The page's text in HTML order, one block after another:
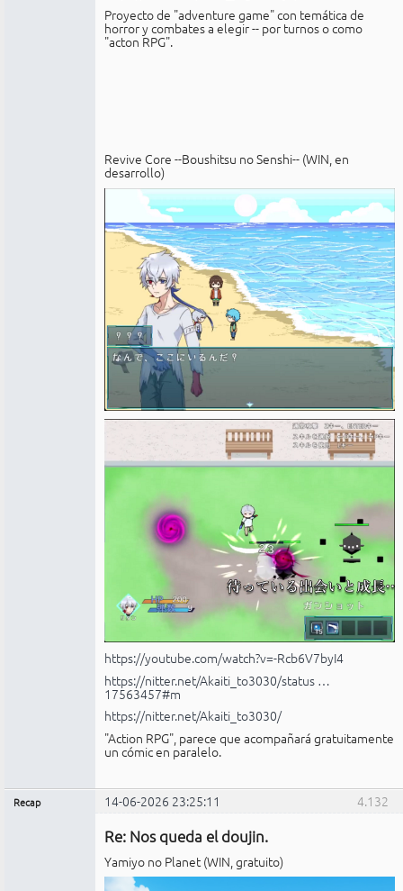
Proyecto de "adventure game" con temática de
horror y combates a elegir -- por turnos o como
"acton RPG".
Revive Core --Boushitsu no Senshi-- (WIN, en
desarrollo)
https://youtube.com/watch?v=-Rcb6V7byI4
https://nitter.net/Akaiti_to3030/status …
17563457#m
https://nitter.net/Akaiti_to3030/
"Action RPG", parece que acompañará gratuitamente
un cómic en paralelo.
4.132
Recap 14-06-2026 23:25:11
Re: Nos queda el doujin.
Yamiyo no Planet (WIN, gratuito)